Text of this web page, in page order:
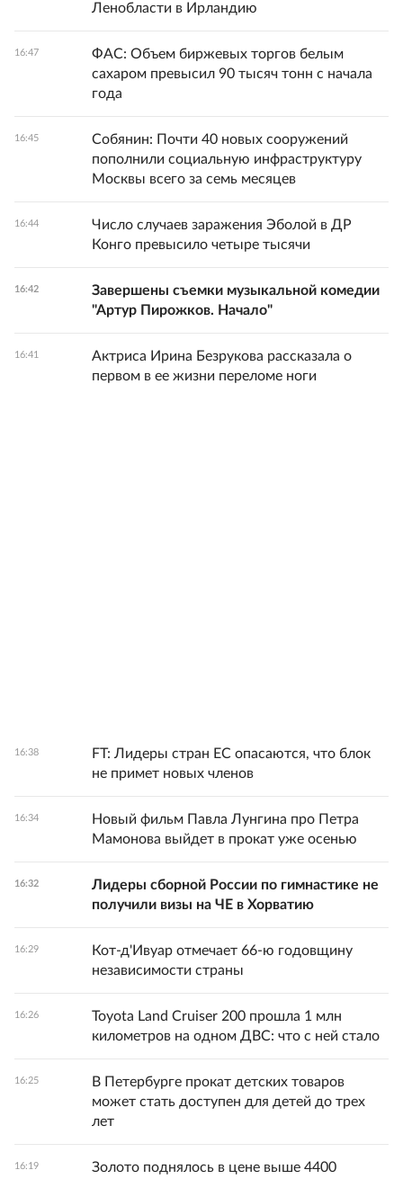
Ленобласти в Ирландию
16:47
ФАС: Объем биржевых торгов белым
сахаром превысил 90 тысяч тонн с начала
года
16:45
Собянин: Почти 40 новых сооружений
пополнили социальную инфраструктуру
Москвы всего за семь месяцев
16:44
Число случаев заражения Эболой в ДР
Конго превысило четыре тысячи
16:42
Завершены съемки музыкальной комедии
"Артур Пирожков. Начало"
16:41
Актриса Ирина Безрукова рассказала о
первом в ее жизни переломе ноги
16:38
FT: Лидеры стран ЕС опасаются, что блок
не примет новых членов
16:34
Новый фильм Павла Лунгина про Петра
Мамонова выйдет в прокат уже осенью
16:32
Лидеры сборной России по гимнастике не
получили визы на ЧЕ в Хорватию
16:29
Кот-д'Ивуар отмечает 66-ю годовщину
независимости страны
16:26
Toyota Land Cruiser 200 прошла 1 млн
километров на одном ДВС: что с ней стало
16:25
В Петербурге прокат детских товаров
может стать доступен для детей до трех
лет
16:19
Золото поднялось в цене выше 4400